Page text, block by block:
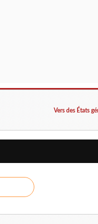
Vers des États